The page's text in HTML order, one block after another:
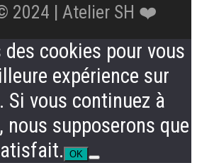
2024 | Atelier SH ❤️
cookies pour vous
expérience sur
Si vous continuez à
supposerons que
OK